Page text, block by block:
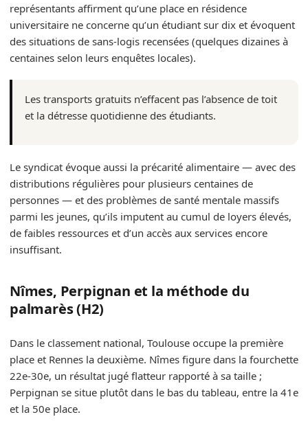
représentants affirment qu’une place en résidence
universitaire ne concerne qu’un étudiant sur dix et évoquent
des situations de sans-logis recensées (quelques dizaines à
centaines selon leurs enquêtes locales).
Les transports gratuits n’effacent pas l’absence de toit
et la détresse quotidienne des étudiants.
Le syndicat évoque aussi la précarité alimentaire — avec des
distributions régulières pour plusieurs centaines de
personnes — et des problèmes de santé mentale massifs
parmi les jeunes, qu’ils imputent au cumul de loyers élevés,
de faibles ressources et d’un accès aux services encore
insuffisant.
Nîmes, Perpignan et la méthode du
palmarès (H2)
Dans le classement national, Toulouse occupe la première
place et Rennes la deuxième. Nîmes figure dans la fourchette
22e-30e, un résultat jugé flatteur rapporté à sa taille ;
Perpignan se situe plutôt dans le bas du tableau, entre la 41e
et la 50e place.